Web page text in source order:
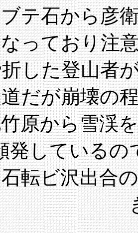
テ石から彦
っており注
した登山者
だが崩壊の
原から雪渓
発している
転ビ沢出合